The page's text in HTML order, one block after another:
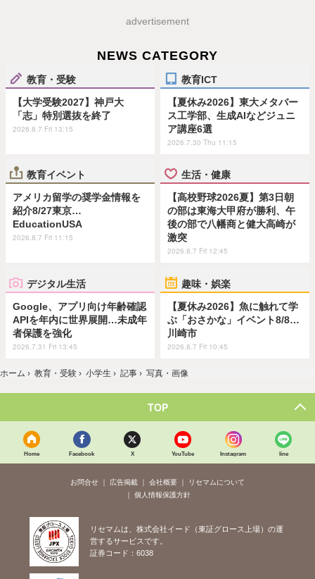
advertisement
NEWS CATEGORY
教育・受験
【大学受験2027】神戸大
「志」特別選抜を終了
2026.8.7 Fri 13:15
教育ICT
【夏休み2026】東大メタバー
ス工学部、生成AIなどジュニ
ア講座6選
2026.7.30 Thu 11:15
教育イベント
アメリカ留学の奨学金情報を
紹介8/27東京…
EducationUSA
2026.8.7 Fri 11:15
生活・健康
【高校野球2026夏】第3日朝
の部は東海大甲府が勝利、午
後の部で八幡商と健大高崎が
激突
2026.8.7 Fri 12:45
デジタル生活
Google、アプリ向け年齢確認
APIを年内に世界展開…未成年
者保護を強化
2026.7.31 Fri 13:45
趣味・娯楽
【夏休み2026】魚に触れて学
ぶ「おさかな」イベント8/8…
川崎市
2026.8.7 Fri 10:45
ホーム › 教育・受験 › 小学生 › 記事 › 写真・画像
TOP
Home Facebook X YouTube Instagram line
お問合せ 広告掲載 会社概要
リセマムについて
個人情報保護方針
リセマムは、株式会社イード（東証グロース上場）の運
営するサービスです。
証券コード：6038